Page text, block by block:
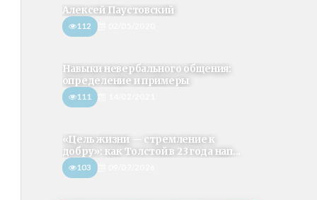
Алексей Паустовский
112
Навыки невербального общения:
определение и примеры
111
«Цель жизни — стремление к
добру»: как Толстой в 23 года нап...
103